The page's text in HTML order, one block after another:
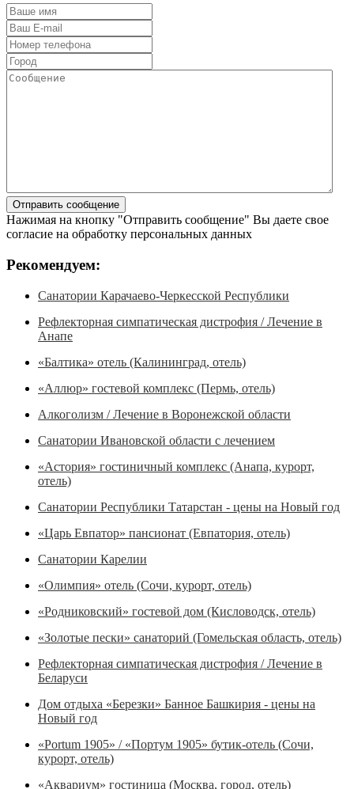
Нажимая на кнопку "Отправить сообщение" Вы даете свое
согласие на обработку персональных данных
Рекомендуем:
Санатории Карачаево-Черкесской Республики
Рефлекторная симпатическая дистрофия / Лечение в
Анапе
«Балтика» отель (Калининград, отель)
«Аллюр» гостевой комплекс (Пермь, отель)
Алкоголизм / Лечение в Воронежской области
Санатории Ивановской области с лечением
«Астория» гостиничный комплекс (Анапа, курорт,
отель)
Санатории Республики Татарстан - цены на Новый год
«Царь Евпатор» пансионат (Евпатория, отель)
Санатории Карелии
«Олимпия» отель (Сочи, курорт, отель)
«Родниковский» гостевой дом (Кисловодск, отель)
«Золотые пески» санаторий (Гомельская область, отель)
Рефлекторная симпатическая дистрофия / Лечение в
Беларуси
Дом отдыха «Березки» Банное Башкирия - цены на
Новый год
«Portum 1905» / «Портум 1905» бутик-отель (Сочи,
курорт, отель)
«Аквариум» гостиница (Москва, город, отель)